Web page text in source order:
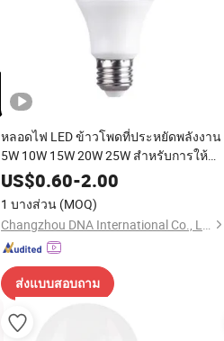
หลอดไฟ LED ข้าวโพดที่ประหยัดพลังงาน
5W 10W 15W 20W 25W สำหรับการให้
แสงสว่างที่สดใสและเป็นมิตรกับสิ่ง
แวดล้อม
US$0.60-2.00
1 บางส่วน (MOQ)
Changzhou DNA International Co., Ltd
ส่งแบบสอบถาม